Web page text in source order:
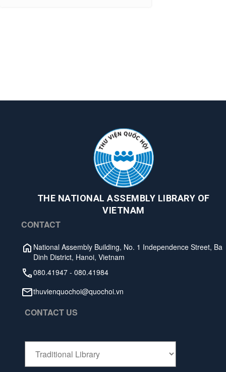
THE NATIONAL ASSEMBLY LIBRARY OF
VIETNAM
CONTACT
National Assembly Building, No. 1 Independence Street, Ba
Dinh District, Hanoi, Vietnam
080.41947 - 080.41984
thuvienquochoi@quochoi.vn
CONTACT US